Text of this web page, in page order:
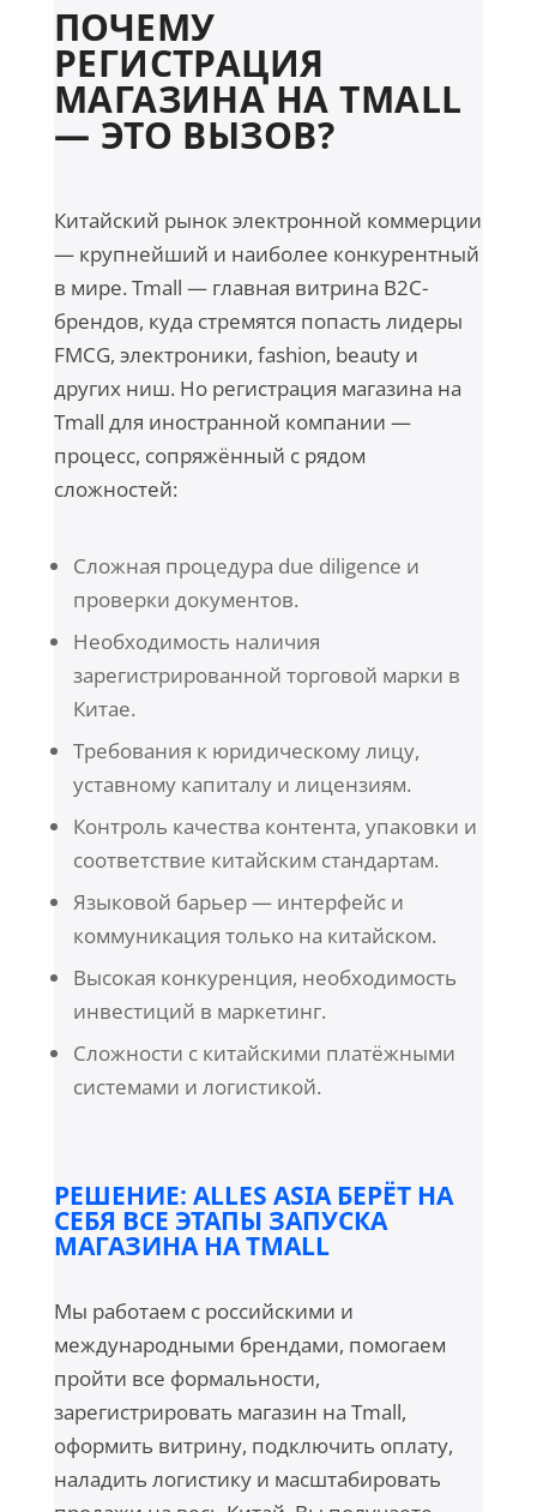
ПОЧЕМУ
РЕГИСТРАЦИЯ
МАГАЗИНА НА TMALL
— ЭТО ВЫЗОВ?
Китайский рынок электронной коммерции
— крупнейший и наиболее конкурентный
в мире. Tmall — главная витрина B2C-
брендов, куда стремятся попасть лидеры
FMCG, электроники, fashion, beauty и
других ниш. Но регистрация магазина на
Tmall для иностранной компании —
процесс, сопряжённый с рядом
сложностей:
Сложная процедура due diligence и
проверки документов.
Необходимость наличия
зарегистрированной торговой марки в
Китае.
Требования к юридическому лицу,
уставному капиталу и лицензиям.
Контроль качества контента, упаковки и
соответствие китайским стандартам.
Языковой барьер — интерфейс и
коммуникация только на китайском.
Высокая конкуренция, необходимость
инвестиций в маркетинг.
Сложности с китайскими платёжными
системами и логистикой.
РЕШЕНИЕ: ALLES ASIA БЕРЁТ НА
СЕБЯ ВСЕ ЭТАПЫ ЗАПУСКА
МАГАЗИНА НА TMALL
Мы работаем с российскими и
международными брендами, помогаем
пройти все формальности,
зарегистрировать магазин на Tmall,
оформить витрину, подключить оплату,
наладить логистику и масштабировать